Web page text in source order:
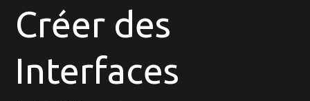
Créer des
Interfaces